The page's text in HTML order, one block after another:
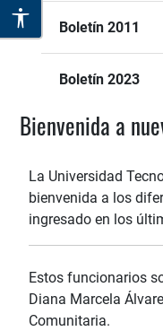
Boletín 2011
Boletín 2023
Bienvenida a
La Universidad
bienvenida a los
ingresado en los
Estos funcionarios
Diana Marcela
Comunitaria.